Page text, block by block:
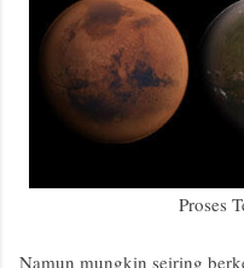
Proses
Namun mungkin seiring